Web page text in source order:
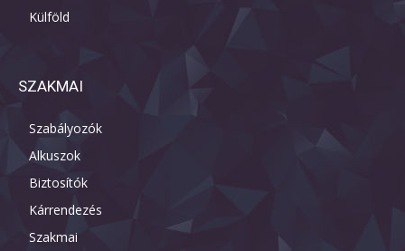
Külföld
SZAKMAI
Szabályozók
Alkuszok
Biztosítók
Kárrendezés
Szakmai